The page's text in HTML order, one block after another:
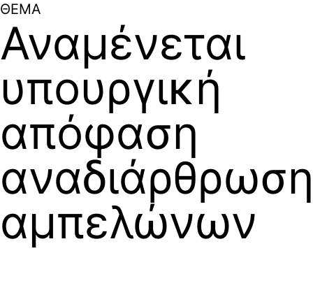
ΘΕΜΑ
Αναμένεται
υπουργική
απόφαση
αμπελώνων